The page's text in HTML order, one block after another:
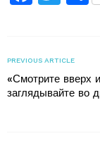
PREVIOUS ARTICLE
«Смотрите вверх и
заглядывайте во